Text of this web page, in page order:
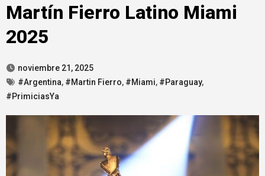
Martín Fierro Latino Miami
2025
noviembre 21, 2025
#Argentina, #Martin Fierro, #Miami, #Paraguay,
#PrimiciasYa